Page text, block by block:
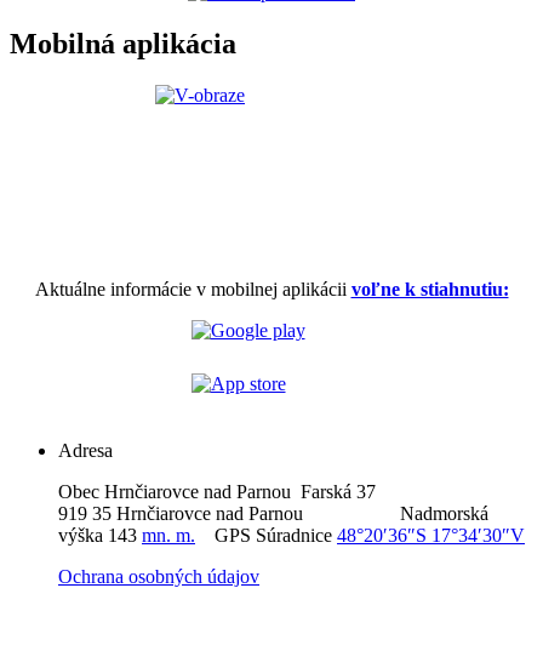
Mobilná aplikácia
Aktuálne informácie v mobilnej aplikácii voľne k stiahnutiu:
Adresa
Obec Hrnčiarovce nad Parnou Farská 37
919 35 Hrnčiarovce nad Parnou Nadmorská
výška 143 mn. m. GPS Súradnice 48°20′36″S 17°34′30″V
Ochrana osobných údajov